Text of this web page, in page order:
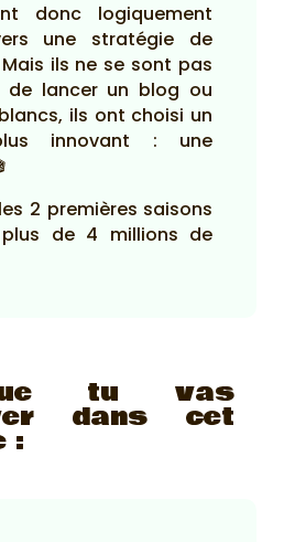
donc logiquement
une stratégie de
ils ne se sont pas
de lancer un blog ou
ils ont choisi un
innovant : une
2 premières saisons
de 4 millions de
tu vas
dans cet
: